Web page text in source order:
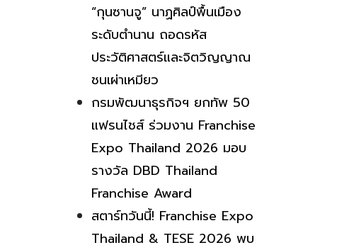
“กุนซานจู” นาฏศิลป์พื้นเมือง
ระดับตำนาน ถอดรหัส
ประวัติศาสตร์และจิตวิญญาณ
ชนเผ่าเหมียว
กรมพัฒนาธุรกิจฯ ยกทัพ 50
แฟรนไชส์ ร่วมงาน Franchise
Expo Thailand 2026 มอบ
รางวัล DBD Thailand
Franchise Award
สตาร์ทวันนี้! Franchise Expo
Thailand & TESE 2026 พบ